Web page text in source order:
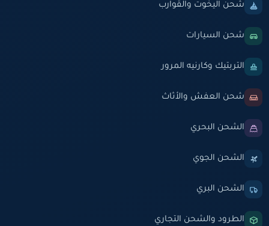
شحن اليخوت والقوارب
شحن السيارات
التربتيك وكارنيه المرور
شحن العفش والأثاث
الشحن البحري
الشحن الجوي
الشحن البري
الطرود والشحن التجاري